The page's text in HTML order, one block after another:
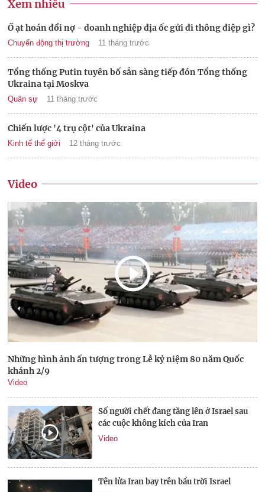
Xem nhiều
Ồ ạt hoán đổi nợ - doanh nghiệp địa ốc gửi đi thông điệp gì?
Chuyển động thị trường 11 tháng trước
Tổng thống Putin tuyên bố sẵn sàng tiếp đón Tổng thống
Ukraina tại Moskva
Quân sự 11 tháng trước
Chiến lược '4 trụ cột' của Ukraina
Kinh tế thế giới 12 tháng trước
Video
Những hình ảnh ấn tượng trong Lễ kỷ niệm 80 năm Quốc
khánh 2/9
Video
Số người chết đang tăng lên ở Israel sau
các cuộc không kích của Iran
Video
Tên lửa Iran bay trên bầu trời Israel